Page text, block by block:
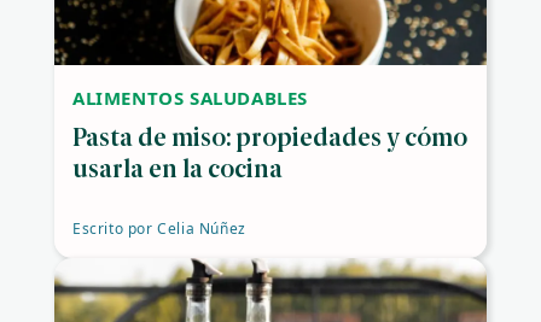
ALIMENTOS SALUDABLES
Pasta de miso: propiedades y cómo
usarla en la cocina
Escrito por Celia Núñez